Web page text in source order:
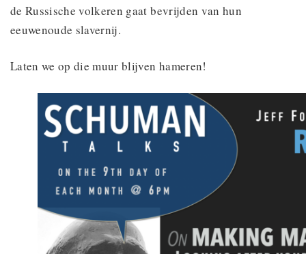
de Russische volkeren gaat bevrijden van hun
eeuwenoude slavernij.
Laten we op die muur blijven hameren!